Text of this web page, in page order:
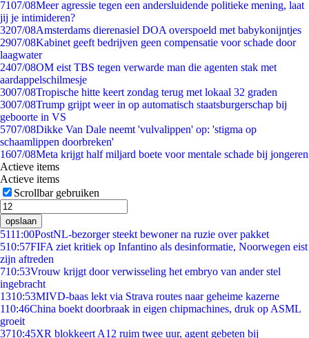
7107/08Meer agressie tegen een andersluidende politieke mening, laat
jij je intimideren?
3207/08Amsterdams dierenasiel DOA overspoeld met babykonijntjes
2907/08Kabinet geeft bedrijven geen compensatie voor schade door
laagwater
2407/08OM eist TBS tegen verwarde man die agenten stak met
aardappelschilmesje
3007/08Tropische hitte keert zondag terug met lokaal 32 graden
3007/08Trump grijpt weer in op automatisch staatsburgerschap bij
geboorte in VS
5707/08Dikke Van Dale neemt 'vulvalippen' op: 'stigma op
schaamlippen doorbreken'
1607/08Meta krijgt half miljard boete voor mentale schade bij jongeren
Actieve items
Actieve items
Scrollbar gebruiken
opslaan
5111:00PostNL-bezorger steekt bewoner na ruzie over pakket
510:57FIFA ziet kritiek op Infantino als desinformatie, Noorwegen eist
zijn aftreden
710:53Vrouw krijgt door verwisseling het embryo van ander stel
ingebracht
1310:53MIVD-baas lekt via Strava routes naar geheime kazerne
110:46China boekt doorbraak in eigen chipmachines, druk op ASML
groeit
3710:45XR blokkeert A12 ruim twee uur, agent gebeten bij